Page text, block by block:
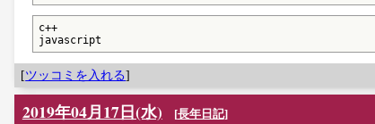
c++
javascript
[ツッコミを入れる]
2019年04月17日(水) [長年日記]